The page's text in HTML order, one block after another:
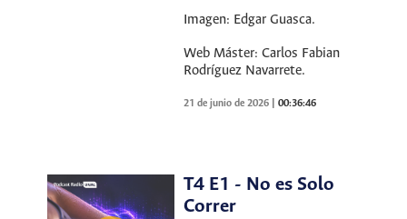
Imagen: Edgar Guasca.
Web Máster: Carlos Fabian
Rodríguez Navarrete.
21 de junio de 2026 |00:36:46
T4 E1 - No es Solo
Correr